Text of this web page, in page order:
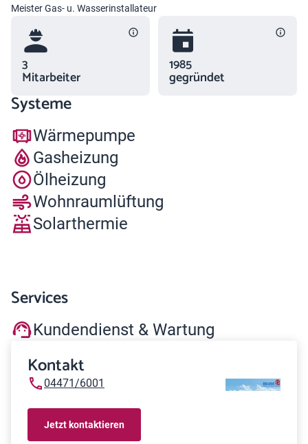
Meister Gas- u. Wasserinstallateur
3
Mitarbeiter
1985
gegründet
Systeme
Wärmepumpe
Gasheizung
Ölheizung
Wohnraumlüftung
Solarthermie
Services
Kundendienst & Wartung
Kontakt
04471/6001
Jetzt kontaktieren